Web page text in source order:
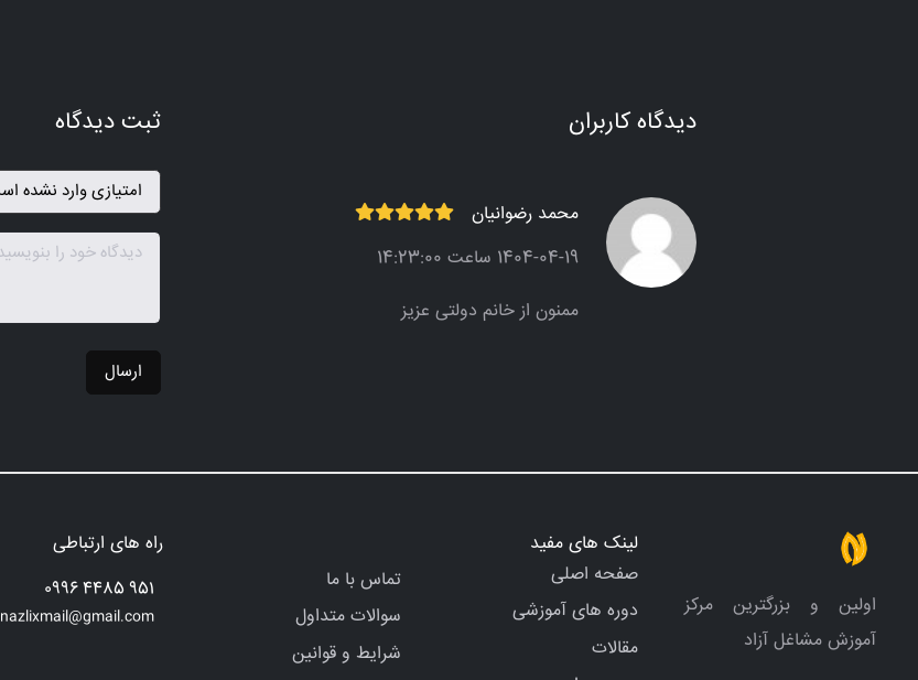
دیدگاه کاربران
محمد رضوانیان
1404-04-19 ساعت 14:23:00
ممنون از خانم دولتی عزیز
ثبت دیدگاه
ارسال
اولین و بزرگترین مرکز
آموزش مشاغل آزاد
لینک های مفید
صفحه اصلی
دوره های آموزشی
مقالات
تماس با ما
سوالات متداول
شرایط و قوانین
راه های ارتباطی
951 4485 0996
nazlixmail@gmail.com